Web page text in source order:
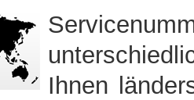
Ihnen